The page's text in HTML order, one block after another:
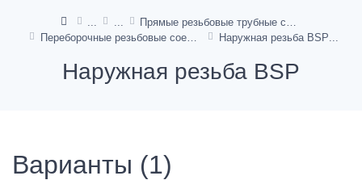
Наружная резьба BSP
Наружная резьба BSP
Варианты (1)